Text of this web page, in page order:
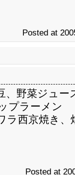
Posted at
、野菜ジュー
プラーメン
ラ西京焼き
Posted at